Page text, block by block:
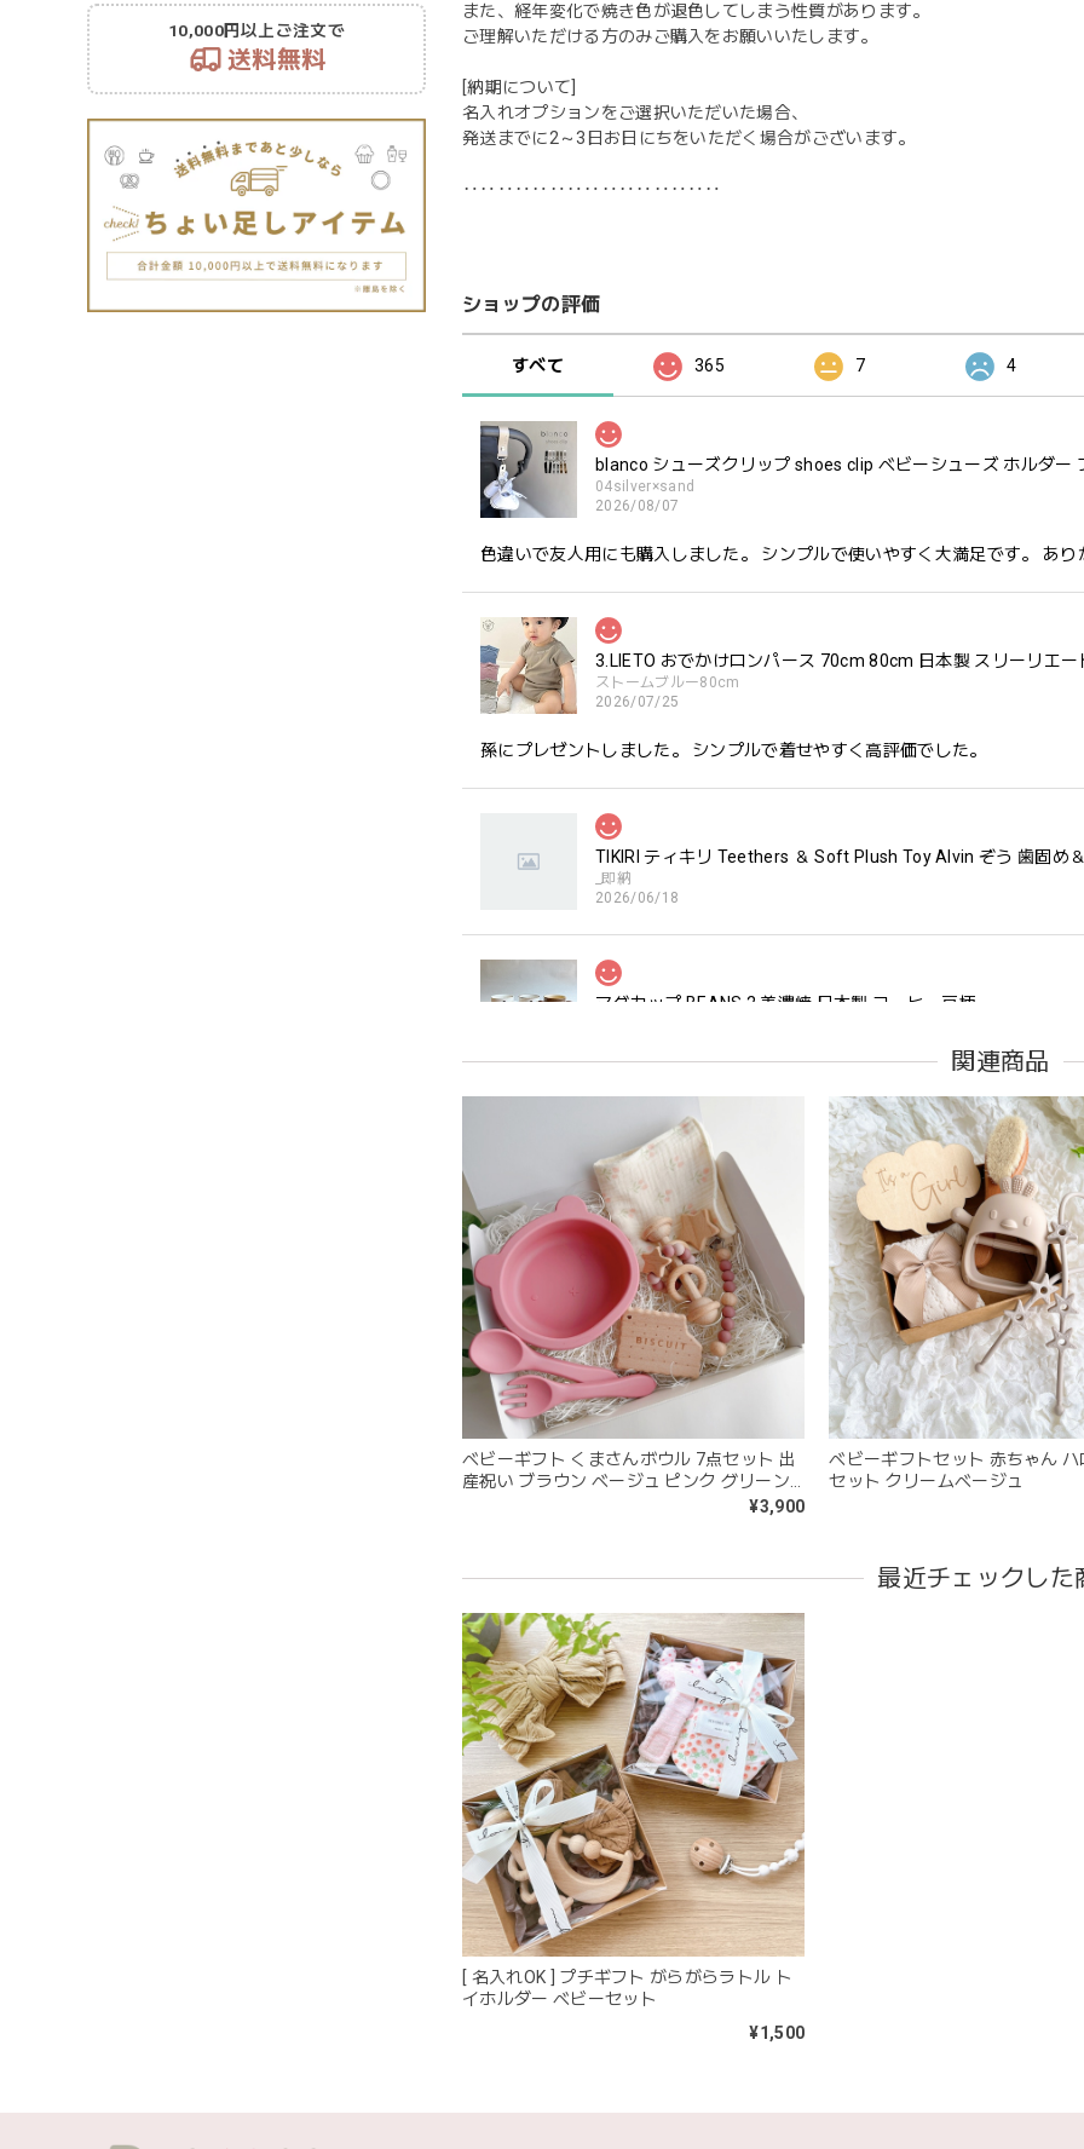
10,000円以上ご注文で
送料無料
また、経年変化で焼き色が退色してしまう性質があります。
ご理解いただける方のみご購入をお願いいたします。
[納期について]
名入れオプションをご選択いただいた場合、
発送までに2～3日お日にちをいただく場合がございます。
‥‥‥‥‥‥‥‥‥‥‥‥‥‥‥
ショップの評価
すべて 365 7 4
blanco シューズクリップ shoes clip ベビーシューズ ホルダー
04silver×sand
2026/08/07
色違いで友人用にも購入しました。 シンプルで使いやすく大満足です。 あり
3.LIETO おでかけロンパース 70cm 80cm 日本製 スリーリエー
ストームブルー80cm
2026/07/25
孫にプレゼントしました。 シンプルで着せやすく高評価でした。
TIKIRI ティキリ Teethers ＆ Soft Plush Toy Alvin ぞう 歯固め
_即納
2026/06/18
マグカップ BEANS 2 美濃焼 日本製 コーヒー豆柄
kawaii&born | ハート型 歯固めリング シリコン
pink
2026/04/24
持ちやすいようで今持ってるおもちゃの中で1番長く握っていてくれます。
います。見た目が可愛いので遊んでいる姿もとても可愛いです。また、シリ
潔に保てるのも嬉しいです。
kawaii&born | くまちゃん 歯固めリング シリコン 木
moca
2026/04/24
耳の部分が咥えやすいようでよく遊んでいます。木の部分はじゃぶじゃぶ洗
blanco ブランコ | tsubu bib つぶビブ ベビースタイ 布製
gray
2026/03/26
グレーを購入しました！手持ちのビブより少し小さい作りでしたがかわいい
blanco | blanket clip ブランケットクリップ Lサイズ 21cmｘ
02.oatmeal（L）
2026/02/21
きょうりゅう/K60-141
2026/01/28
関連商品
ベビーギフト くまさんボウル 7点セット 出
産祝い ブラウン ベージュ ピンク グリーン
¥3,900
ベビーギフトセット 赤ちゃん ハ
セット クリームベージュ
最近チェックした
[ 名入れOK ] プチギフト がらがらラトル ト
イホルダー ベビーセット
¥1,500